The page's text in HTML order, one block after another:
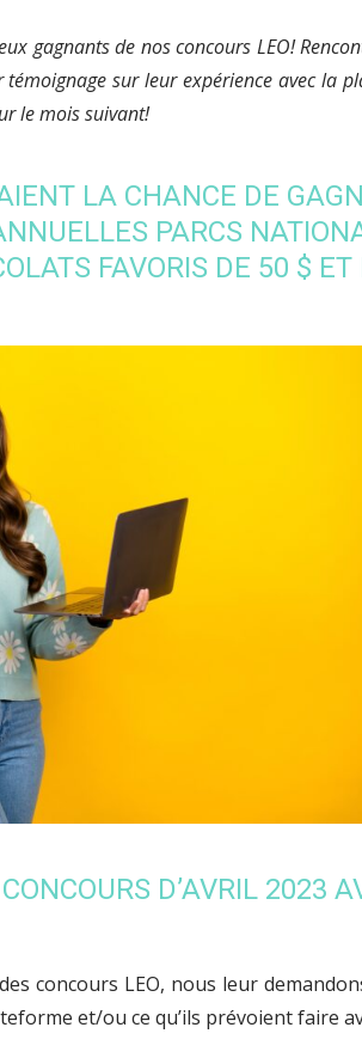
gagnants de nos concours LEO!
sur leur expérience avec la
le mois suivant!
LA CHANCE DE
PARCS
FAVORIS DE 50 $ ET
D’AVRIL 2023
concours LEO, nous leur
et/ou ce qu’ils prévoient faire